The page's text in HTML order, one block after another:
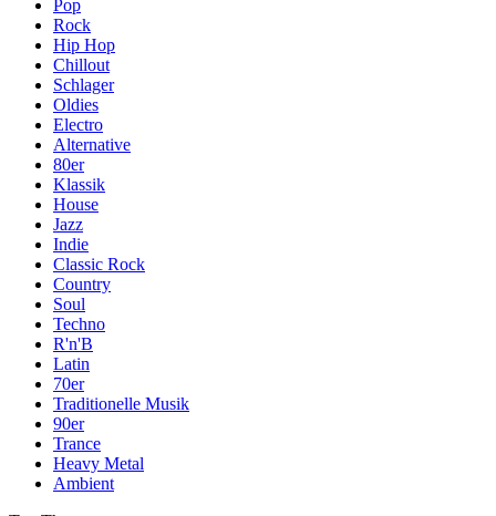
Pop
Rock
Hip Hop
Chillout
Schlager
Oldies
Electro
Alternative
80er
Klassik
House
Jazz
Indie
Classic Rock
Country
Soul
Techno
R'n'B
Latin
70er
Traditionelle Musik
90er
Trance
Heavy Metal
Ambient